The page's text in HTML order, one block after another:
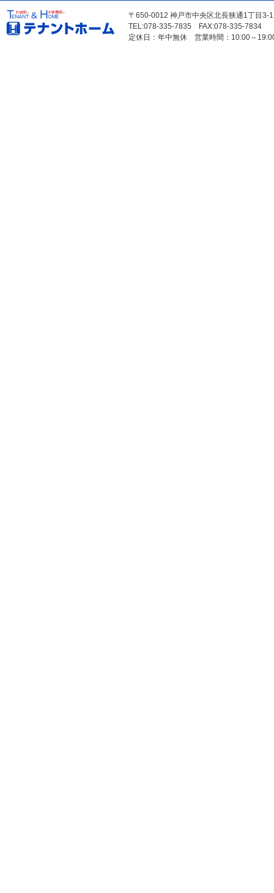
〒650-0012 神戸市中央区北長狭通1丁目3-
TEL:078-335-7835 FAX:078-335-7834
定休日：年中無休 営業時間：10:00～